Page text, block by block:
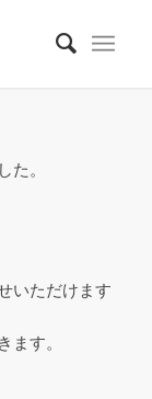
た。
いただけます
ます。